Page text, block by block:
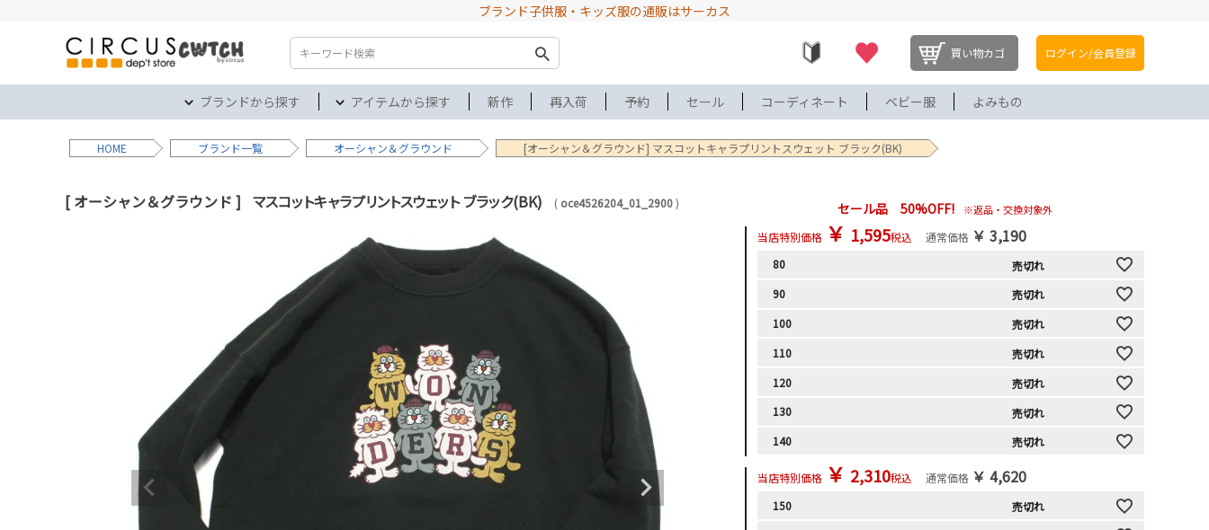
ブランド子供服・キッズ服の通販はサーカス
検索 買い物カゴ ログイン/会員登録
ブランドから探す アイテムから探す 新作 再入荷 予約 セール コーディネート ベビー服 よみもの
HOME ブランド オーシャン＆グラウンド [オーシャン＆グラウンド] マスコットキャラプリントスウェット ブラック(BK)
オーシャン＆グラウンド マスコットキャラプリントスウェット ブラック(BK) oce4526204_01_2900 セール品 50%OFF! ※返品・交換対象外
当店特別価格 ￥ 1,595税込 通常価格 ￥ 3,190
80
売切れ
90
売切れ
100
売切れ
110
売切れ
120
売切れ
130
売切れ
140
売切れ
当店特別価格 ￥ 2,310税込 通常価格 ￥ 4,620
150
売切れ